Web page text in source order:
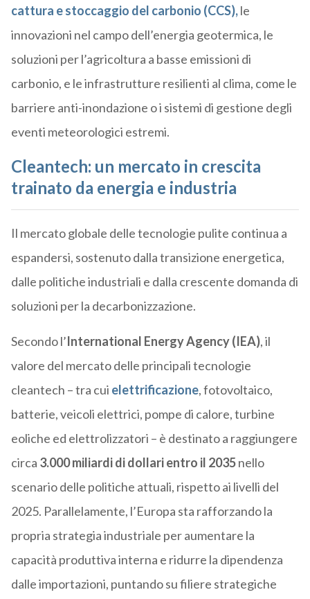
cattura e stoccaggio del carbonio (CCS),le
innovazioni nel campo dell’energia geotermica, le
soluzioni per l’agricoltura a basse emissioni di
carbonio, e le infrastrutture resilienti al clima, come le
barriere anti-inondazione o i sistemi di gestione degli
eventi meteorologici estremi.
Cleantech: un mercato in crescita
trainato da energia e industria
Il mercato globale delle tecnologie pulite continua a
espandersi, sostenuto dalla transizione energetica,
dalle politiche industriali e dalla crescente domanda di
soluzioni per la decarbonizzazione.
Secondo l’International Energy Agency (IEA), il
valore del mercato delle principali tecnologie
cleantech – tra cui elettrificazione, fotovoltaico,
batterie, veicoli elettrici, pompe di calore, turbine
eoliche ed elettrolizzatori – è destinato a raggiungere
circa 3.000 miliardi di dollari entro il 2035nello
scenario delle politiche attuali, rispetto ai livelli del
2025. Parallelamente, l’Europa sta rafforzando la
propria strategia industriale per aumentare la
capacità produttiva interna e ridurre la dipendenza
dalle importazioni, puntando su filiere strategiche